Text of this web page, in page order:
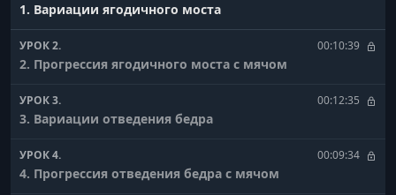
1. Вариации ягодичного моста
УРОК 2. 00:10:39
2. Прогрессия ягодичного моста с мячом
УРОК 3. 00:12:35
3. Вариации отведения бедра
УРОК 4. 00:09:34
4. Прогрессия отведения бедра с мячом